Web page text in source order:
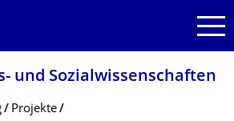
und Sozialwissenschaf­ten
Projekte